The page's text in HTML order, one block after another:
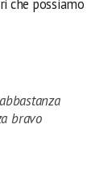
che possiamo
bravo